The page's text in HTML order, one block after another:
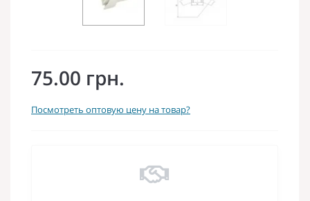
75.00 грн.
Посмотреть оптовую цену на товар?